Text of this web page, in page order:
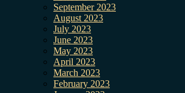
September 2023
August 2023
July 2023
June 2023
May 2023
April 2023
March 2023
February 2023